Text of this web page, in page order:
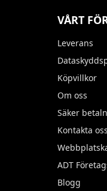
VÅRT
Leverans
Köpvillkor
Om oss
Säker
Kontakta oss
ADT
Blogg